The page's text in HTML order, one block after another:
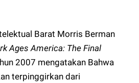
Barat Morris Berman
Ages America: The Final
2007 mengatakan Bahwa
terpinggirkan dari